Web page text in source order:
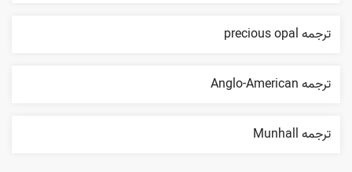
ترجمه precious opal
ترجمه Anglo-American
ترجمه Munhall